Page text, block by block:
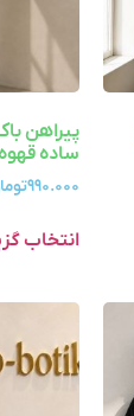
پیراهن
ساده
۹۹۰.۰۰۰
انتخاب